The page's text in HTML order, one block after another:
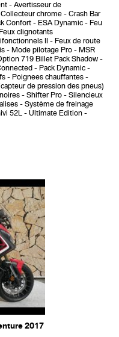
Avertisseur de
Collecteur chrome
Crash Bar
Confort ESA Dynamic
Feu
Feux clignotants
II
Feux de route
Mode pilotage Pro
MSR
719 Billet Pack Shadow
Pack Dynamic
Poignees chauffantes
de pression des pneus)
Shifter Pro
Silencieux
Système de freinage
52L
Ultimate Edition
2017